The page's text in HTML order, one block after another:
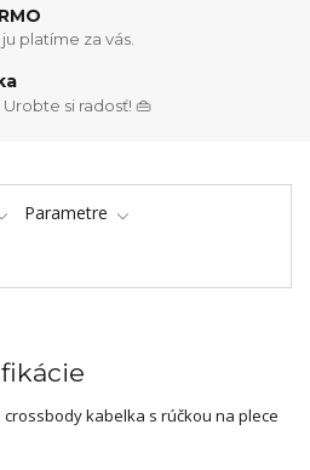
platíme za vás.
Urobte si radosť! 👜
Parametre
kabelka s rúčkou na plece